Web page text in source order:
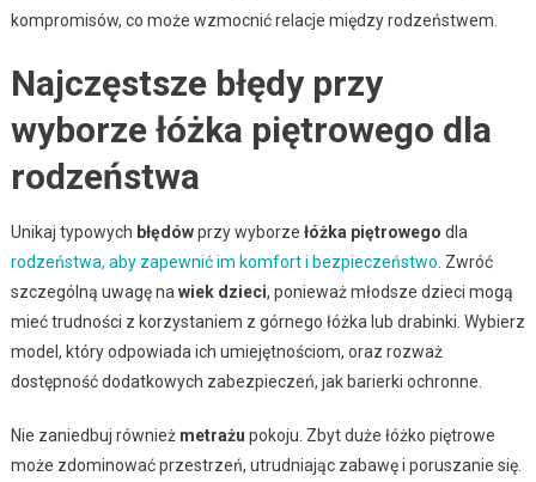
kompromisów, co może wzmocnić relacje między rodzeństwem.
Najczęstsze błędy przy
wyborze łóżka piętrowego dla
rodzeństwa
Unikaj typowych błędówprzy wyborze łóżka piętrowego dla
rodzeństwa, aby zapewnić im komfort i bezpieczeństwo . Zwróć
szczególną uwagę na wiek dzieci, ponieważ młodsze dzieci mogą
mieć trudności z korzystaniem z górnego łóżka lub drabinki. Wybierz
model, który odpowiada ich umiejętnościom, oraz rozważ
dostępność dodatkowych zabezpieczeń, jak barierki ochronne.
Nie zaniedbuj również metrażu pokoju. Zbyt duże łóżko piętrowe
może zdominować przestrzeń, utrudniając zabawę i poruszanie się.